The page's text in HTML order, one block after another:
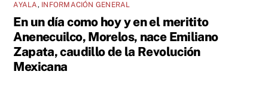
AYALA, INFORMACIÓN GENERAL
En un día como hoy y en el meritito
Anenecuilco, Morelos, nace Emiliano
Zapata, caudillo de la Revolución
Mexicana